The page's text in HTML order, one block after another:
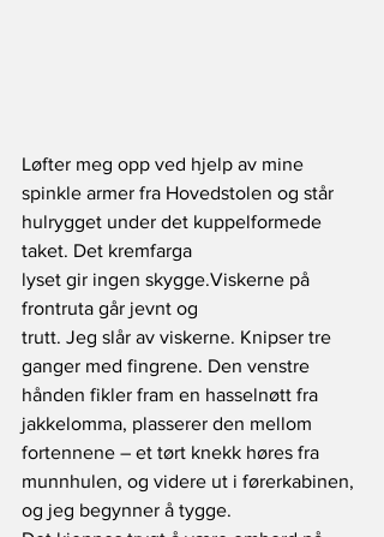
Løfter meg opp ved hjelp av mine
spinkle armer fra Hovedstolen og står
hulrygget under det kuppelformede
taket. Det kremfarga
lyset gir ingen skygge.Viskerne på
frontruta går jevnt og
trutt. Jeg slår av viskerne. Knipser tre
ganger med fingrene. Den venstre
hånden fikler fram en hasselnøtt fra
jakkelomma, plasserer den mellom
fortennene – et tørt knekk høres fra
munnhulen, og videre ut i førerkabinen,
og jeg begynner å tygge.